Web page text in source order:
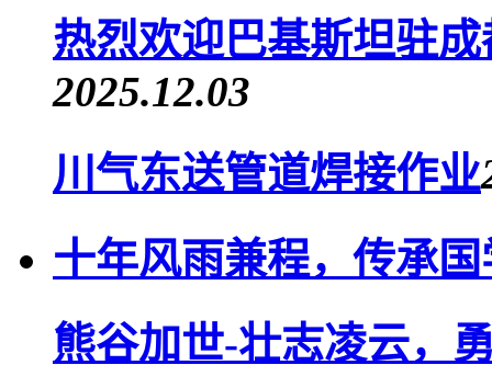
热烈欢迎巴基斯坦驻
2025.12.03
川气东送管道焊接作业
十年风雨兼程，传承
熊谷加世-壮志凌云，